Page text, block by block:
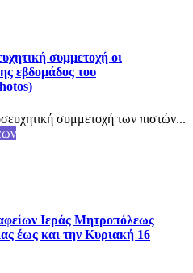
συμμετοχή οι
εβδομάδος του
συμμετοχή των πιστών...
Ιεράς Μητροπόλεως
έως και την Κυριακή 16